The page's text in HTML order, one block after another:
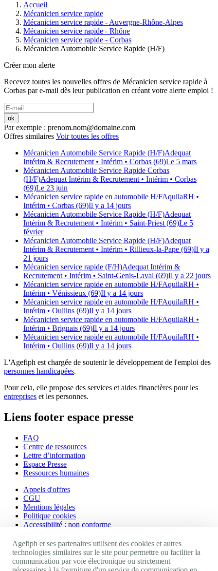
Accueil
Mécanicien service rapide
Mécanicien service rapide - Auvergne-Rhône-Alpes
Mécanicien service rapide - Rhône
Mécanicien service rapide - Corbas
Mécanicien Automobile Service Rapide (H/F)
Créer mon alerte
Recevez toutes les nouvelles offres de Mécanicien service rapide à
Corbas par e-mail dès leur publication en créant votre alerte emploi !
ok
Par exemple : prenom.nom@domaine.com
Offres similaires Voir toutes les offres
Mécanicien Automobile Service Rapide (H/F)Adequat
Intérim & Recrutement • Intérim • Corbas (69)Le 5 mars
Mécanicien Automobile Service Rapide Corbas
(H/F)Adequat Intérim & Recrutement • Intérim • Corbas
(69)Le 23 juin
Mécanicien service rapide en automobile H/FAquilaRH •
Intérim • Corbas (69)Il y a 14 jours
Mécanicien Automobile Service Rapide (H/F)Adequat
Intérim & Recrutement • Intérim • Saint-Priest (69)Le 5
février
Mécanicien Automobile Service Rapide (H/F)Adequat
Intérim & Recrutement • Intérim • Rillieux-la-Pape (69)Il y a
21 jours
Mécanicien service rapide (F/H)Adequat Intérim &
Recrutement • Intérim • Saint-Genis-Laval (69)Il y a 22 jours
Mécanicien service rapide en automobile H/FAquilaRH •
Intérim • Vénissieux (69)Il y a 14 jours
Mécanicien service rapide en automobile H/FAquilaRH •
Intérim • Oullins (69)Il y a 14 jours
Mécanicien service rapide en automobile H/FAquilaRH •
Intérim • Brignais (69)Il y a 14 jours
Mécanicien service rapide en automobile H/FAquilaRH •
Intérim • Oullins (69)Il y a 14 jours
L'Agefiph est chargée de soutenir le développement de l'emploi des
personnes handicapées.
Pour cela, elle propose des services et aides financières pour les
entreprises et les personnes.
Liens footer espace presse
FAQ
Centre de ressources
Lettre d’information
Espace Presse
Ressources humaines
Appels d'offres
CGU
Mentions légales
Politique cookies
Accessibilité : non conforme
Nos autres sites
Site portail Agefiph
Agefiph et ses partenaires utilisent des cookies et autres
technologies similaires sur le site pour permettre ou faciliter la
communication par voie électronique ou strictement